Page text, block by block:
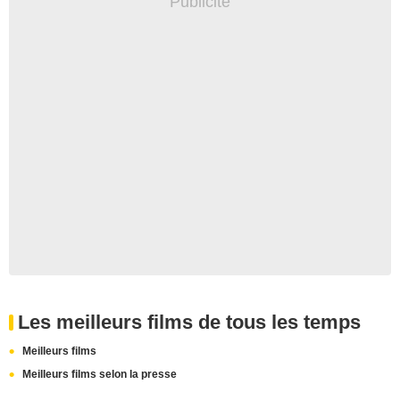
Les meilleurs films de tous les temps
Meilleurs films
Meilleurs films selon la presse